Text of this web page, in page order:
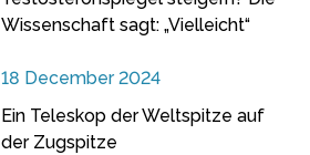
Wissenschaft sagt: „Vielleicht“
18 December 2024
Ein Teleskop der Weltspitze auf
der Zugspitze